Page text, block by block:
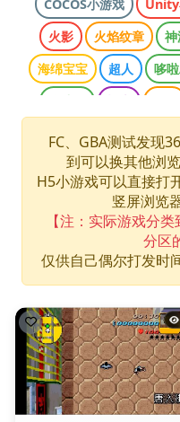
COCOS小游戏 Unity
火影
火焰纹章
海绵宝宝
超人 哆
口袋妖怪
侠盗猎车
快打旋风
拳皇
海贼
FC、GBA测试发现
到可以换其他浏览
H5小游戏可以直接打
竖屏浏览
【注：实际游戏分
分区
仅供自己偶尔打发时